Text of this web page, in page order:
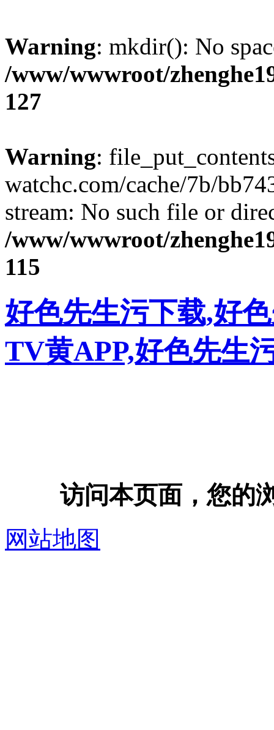
Warning: mkdir(): No
/www/wwwroot/
127
Warning:
watchc.com/cache/7b/
stream: No such file or
/www/wwwroot/
115
好色先生污下载,好
TV黄APP,好色先生
访问本页面，您的
网站地图